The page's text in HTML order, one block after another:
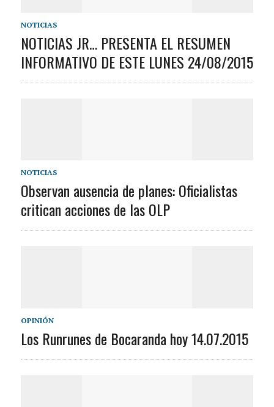
NOTICIAS
NOTICIAS JR… PRESENTA EL RESUMEN
INFORMATIVO DE ESTE LUNES 24/08/2015
NOTICIAS
Observan ausencia de planes: Oficialistas
critican acciones de las OLP
OPINIÓN
Los Runrunes de Bocaranda hoy 14.07.2015